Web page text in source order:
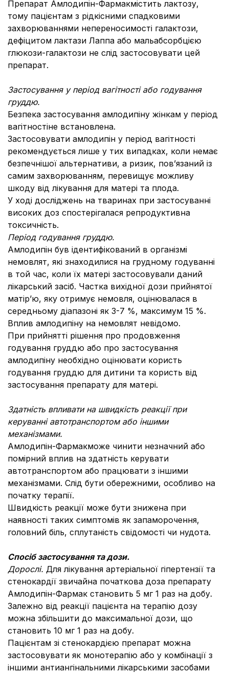
Препарат Амлодипін-Фармакмістить лактозу,
тому пацієнтам з рідкісними спадковими
захворюваннями непереносимості галактози,
дефіцитом лактази Лаппа або мальабсорбцією
глюкози-галактози не слід застосовувати цей
препарат.
Застосування у період вагітності або годування
груддю.
Безпека застосування амлодипіну жінкам у період
вагітностіне встановлена.
Застосовувати амлодипін у період вагітності
рекомендується лише у тих випадках, коли немає
безпечнішої альтернативи, а ризик, пов’язаний із
самим захворюванням, перевищує можливу
шкоду від лікування для матері та плода.
У ході досліджень на тваринах при застосуванні
високих доз спостерігалася репродуктивна
токсичність.
Період годування груддю.
Амлодипін був ідентифікований в організмі
немовлят, які знаходилися на грудному годуванні
в той час, коли їх матері застосовували даний
лікарський засіб. Частка вихідної дози прийнятої
матір’ю, яку отримує немовля, оцінювалася в
середньому діапазоні як 3-7 %, максимум 15 %.
Вплив амлодипіну на немовлят невідомо.
При прийнятті рішення про продовження
годування груддю або про застосування
амлодипіну необхідно оцінювати користь
годування груддю для дитини та користь від
застосування препарату для матері.
Здатність впливати на швидкість реакції при
керуванні автотранспортом або іншими
механізмами.
Амлодипін-Фармакможе чинити незначний або
помірний вплив на здатність керувати
автотранспортом або працювати з іншими
механізмами. Слід бути обережними, особливо на
початку терапії.
Швидкість реакції може бути знижена при
наявності таких симптомів як запаморочення,
головний біль, сплутаність свідомості чи нудота.
Спосіб застосування та дози.
Дорослі. Для лікування артеріальної гіпертензії та
стенокардії звичайна початкова доза препарату
Амлодипін-Фармак становить 5 мг 1 раз на добу.
Залежно від реакції пацієнта на терапію дозу
можна збільшити до максимальної дози, що
становить 10 мг 1 раз на добу.
Пацієнтам зі стенокардією препарат можна
застосовувати як монотерапію або у комбінації з
іншими антиангінальними лікарськими засобами